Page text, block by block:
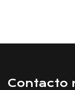
Contacto